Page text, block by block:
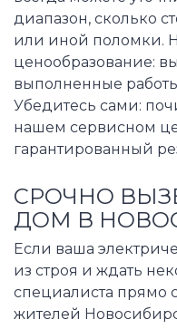
диапазон, сколько
или иной поломки.
ценообразование:
выполненные
Убедитесь сами:
нашем сервисном
гарантированный
СРОЧНО
ДОМ В
Если ваша
из строя и ждать
специалиста прямо
жителей